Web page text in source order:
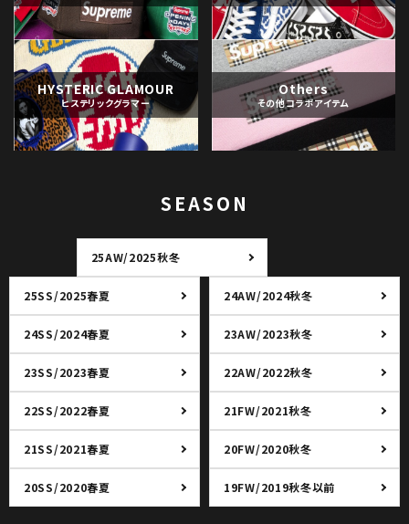
HYSTERIC GLAMOUR
ヒステリックグラマー
Others
その他コラボアイテム
SEASON
25AW/2025秋冬
25SS/2025春夏 24AW/2024秋冬
24SS/2024春夏 23AW/2023秋冬
23SS/2023春夏 22AW/2022秋冬
22SS/2022春夏 21FW/2021秋冬
21SS/2021春夏 20FW/2020秋冬
20SS/2020春夏 19FW/2019秋冬以前